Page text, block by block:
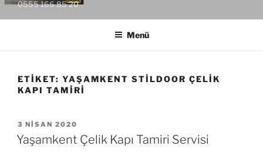
0555 166 85 20
Menü
ETIKET: YAŞAMKENT STILDOOR ÇELIK
KAPI TAMIRI
YAYIM
TARIHI
3 NISAN 2020
Yaşamkent Çelik Kapı Tamiri Servisi